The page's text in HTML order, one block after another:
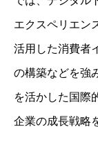
エクスペリエン
活用した消費者
の構築などを強
を活かした国際
企業の成長戦略